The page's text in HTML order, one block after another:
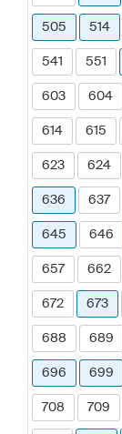
505 514
541 551
603 604
614 615
623 624
636 637
645 646
657 662
672 673
688 689
696 699
708 709